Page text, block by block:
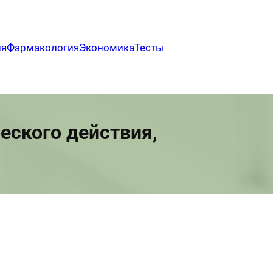
ФармакологияЭкономикаТесты
действия,